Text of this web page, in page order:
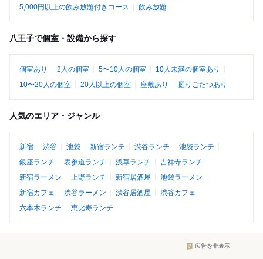
5,000円以上の飲み放題付きコース
飲み放題
八王子で個室・設備から探す
個室あり 2人の個室 5〜10人の個室
10人未満の個室あり
10〜20人の個室
20人以上の個室 座敷あり 掘りごたつあり
人気のエリア・ジャンル
新宿 渋谷 池袋 新宿ランチ 渋谷ランチ
池袋ランチ
銀座ランチ
表参道ランチ 浅草ランチ
吉祥寺ランチ
新宿ラーメン
上野ランチ 新宿居酒屋
池袋ラーメン
新宿カフェ
渋谷ラーメン 渋谷居酒屋
渋谷カフェ
六本木ランチ
恵比寿ランチ
広告を非表示